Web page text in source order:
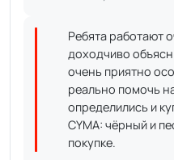
Ребята работают
доходчиво
очень приятно
реально помочь
определились и
CYMA: чёрный и
покупке.